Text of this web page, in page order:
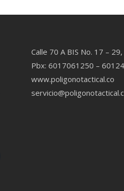
Calle 70 A BIS No. 17 –
Pbx: 6017061250 –
www.poligonotactical.co